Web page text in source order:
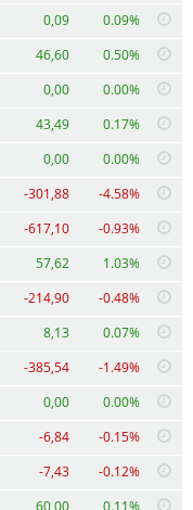
0,09 0.09%
46,60 0.50%
0,00 0.00%
43,49 0.17%
0,00 0.00%
-301,88 -4.58%
-617,10 -0.93%
57,62 1.03%
-214,90 -0.48%
8,13 0.07%
-385,54 -1.49%
0,00 0.00%
-6,84 -0.15%
-7,43 -0.12%